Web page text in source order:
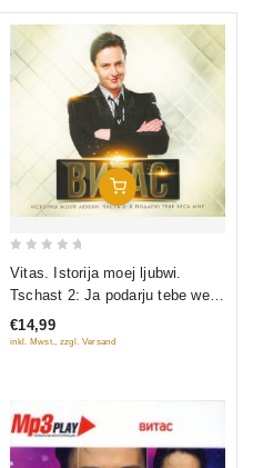
In Den Warenkorb
5
Vitas. Istorija moej ljubwi.
Tschast 2: Ja podarju tebe wes
mir
€14,99
inkl. Mwst., zzgl. Versand